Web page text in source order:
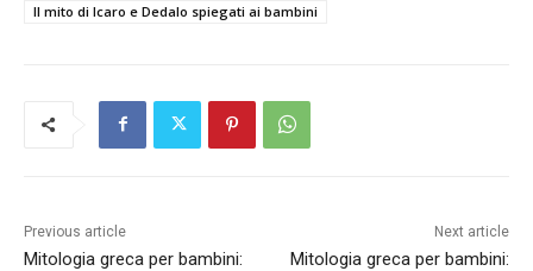
Il mito di Icaro e Dedalo spiegati ai bambini
Previous article
Mitologia greca per bambini:
Next article
Mitologia greca per bambini: